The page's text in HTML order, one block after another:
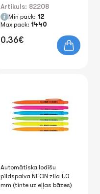
Artikuls: 82208
Min pack: 12
Max pack: 1440
0.36€
Automātiska lodīšu
pildspalva NEON zila 1.0
mm (tinte uz eļļas bāzes)